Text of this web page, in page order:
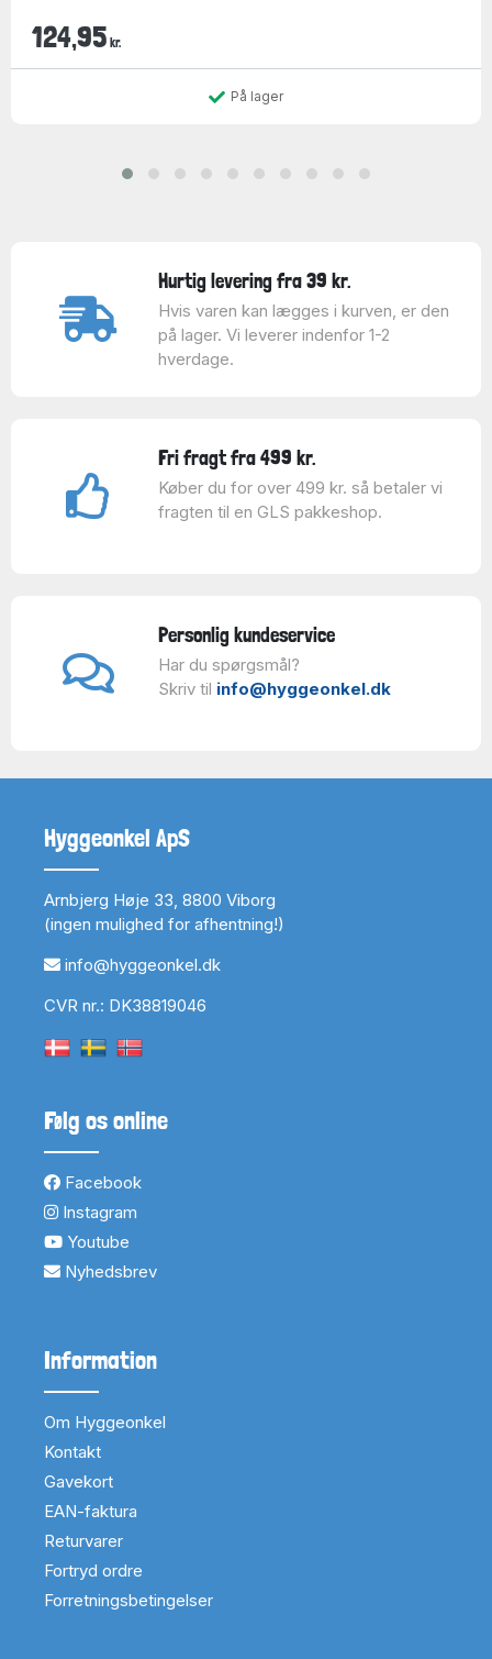
124,95 kr.
På lager
Hurtig levering fra 39 kr.
Hvis varen kan lægges i kurven, er den
på lager. Vi leverer indenfor 1-2
hverdage.
Fri fragt fra 499 kr.
Køber du for over 499 kr. så betaler vi
fragten til en GLS pakkeshop.
Personlig kundeservice
Har du spørgsmål?
Skriv til info@hyggeonkel.dk
Hyggeonkel ApS
Arnbjerg Høje 33, 8800 Viborg
(ingen mulighed for afhentning!)
info@hyggeonkel.dk
CVR nr.: DK38819046
Følg os online
Facebook
Instagram
Youtube
Nyhedsbrev
Information
Om Hyggeonkel
Kontakt
Gavekort
EAN-faktura
Returvarer
Fortryd ordre
Forretningsbetingelser